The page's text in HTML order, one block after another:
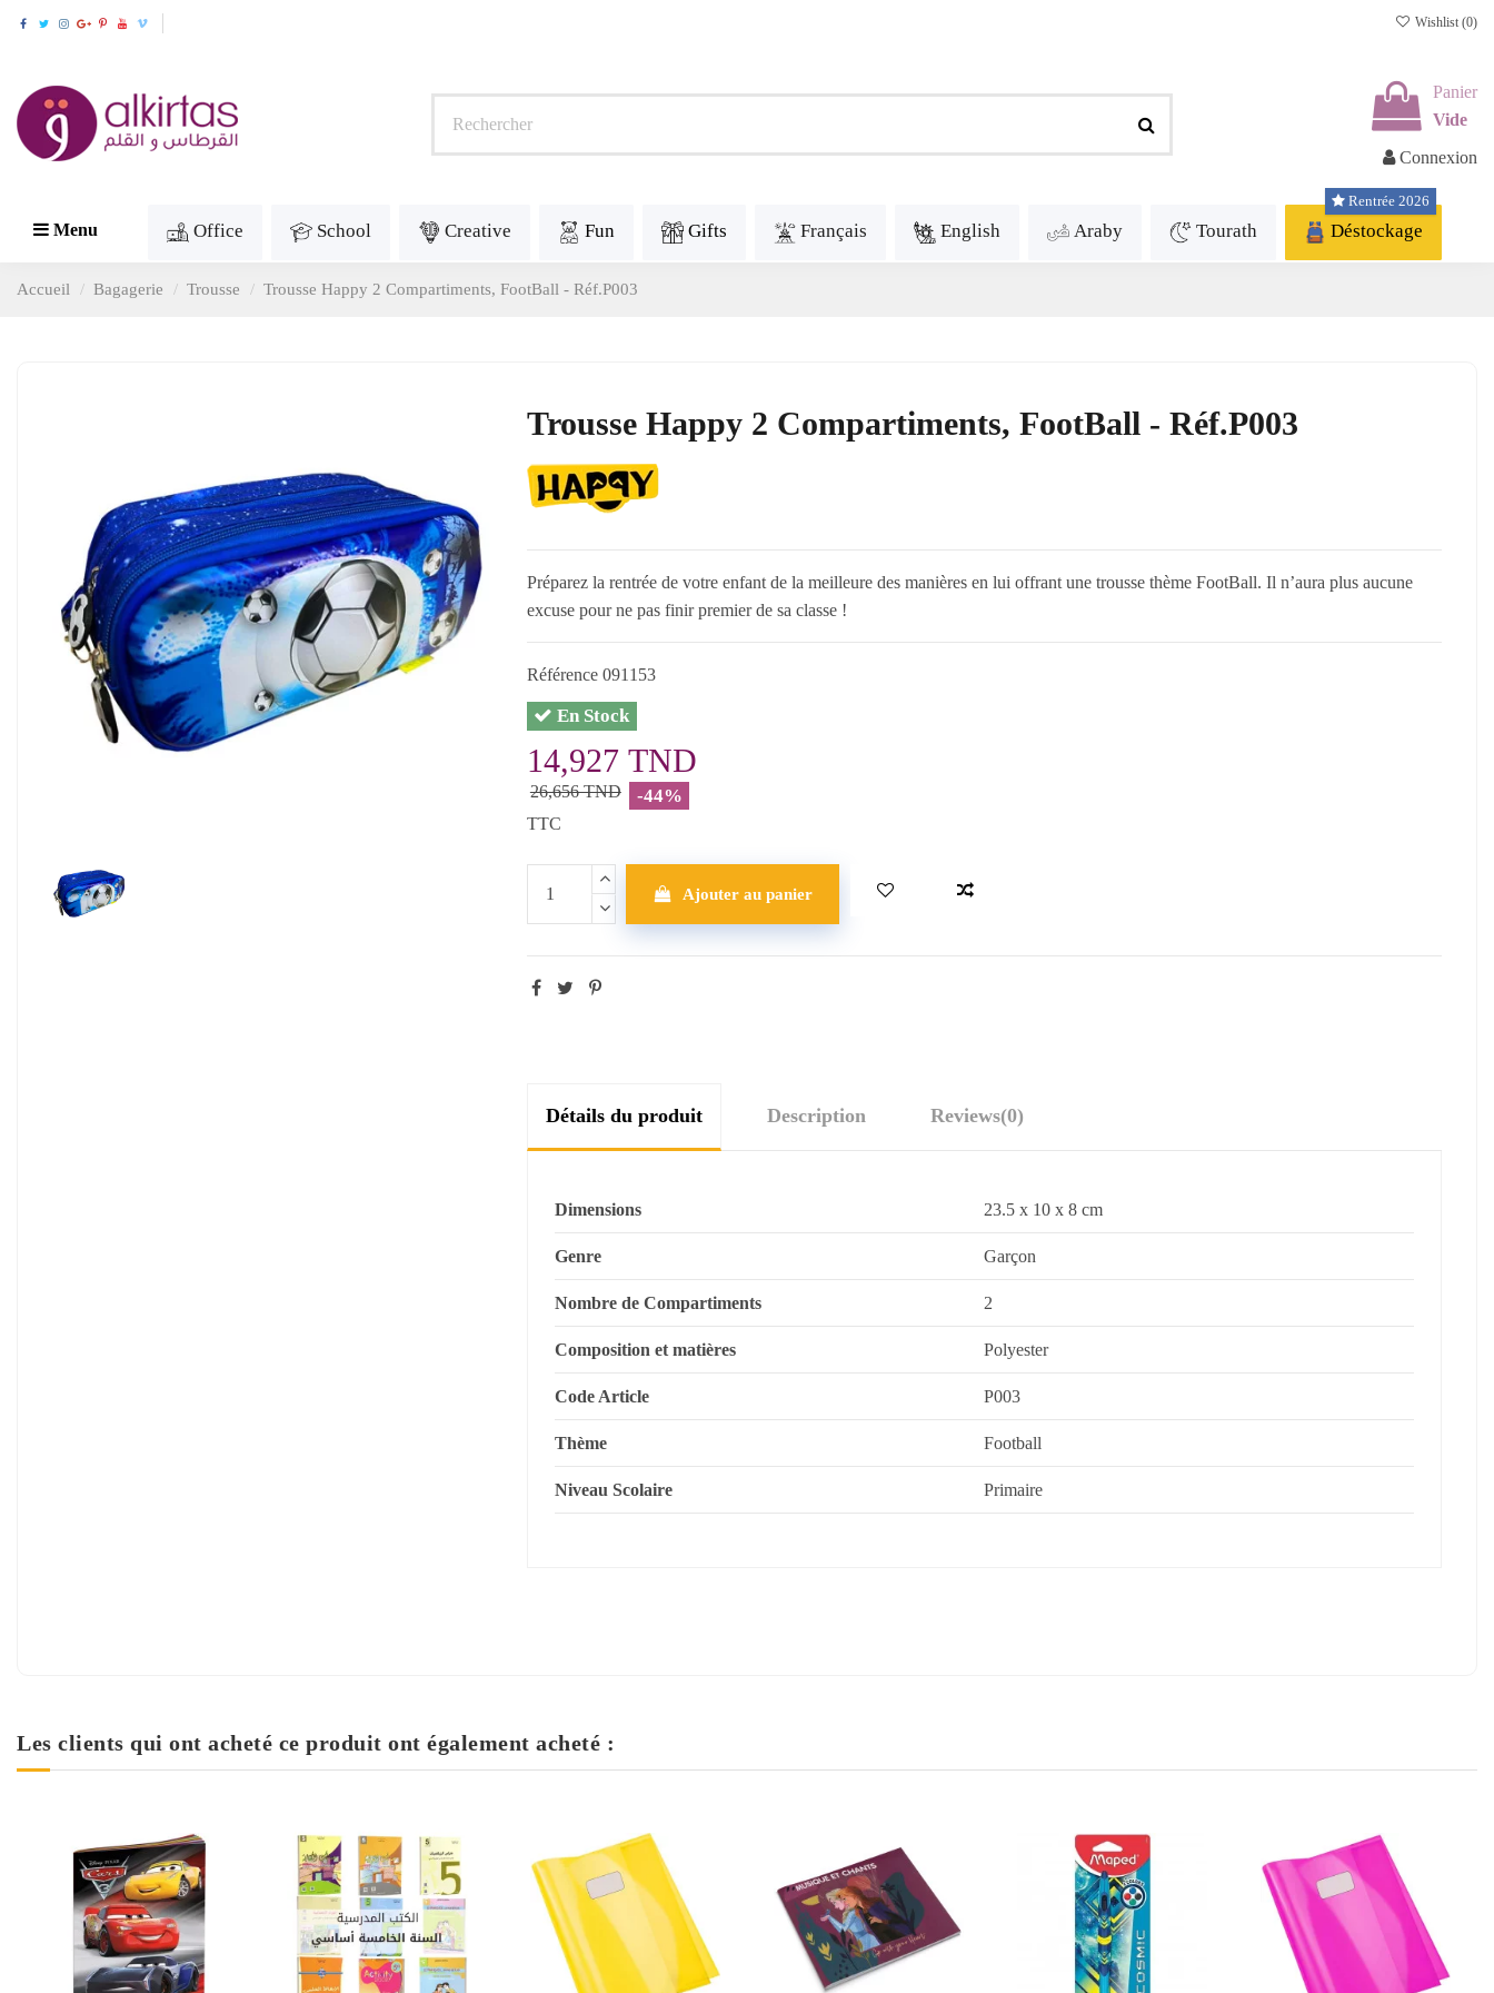
Wishlist (0)
Panier
Vide
Connexion
Menu Office School Creative Fun Gifts Français English Araby Tourath Déstockage
Rentrée 2026
Accueil Bagagerie Trousse Trousse Happy 2 Compartiments, FootBall - Réf.P003
Trousse Happy 2 Compartiments, FootBall - Réf.P003
Préparez la rentrée de votre enfant de la meilleure des manières en lui offrant une trousse thème FootBall. Il n’aura plus aucune
excuse pour ne pas finir premier de sa classe !
Référence 091153
En Stock
14,927 TND
26,656 TND -44%
TTC
Ajouter au panier
Détails du produit Description Reviews(0)
Dimensions 23.5 x 10 x 8 cm
Genre Garçon
Nombre de Compartiments 2
Composition et matières Polyester
Code Article P003
Thème Football
Niveau Scolaire Primaire
Les clients qui ont acheté ce produit ont également acheté :